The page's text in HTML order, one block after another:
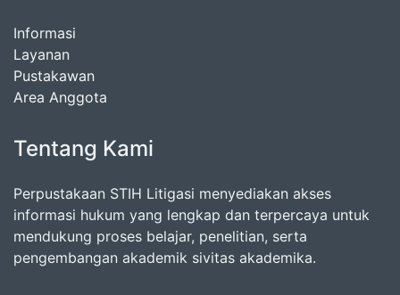
Informasi
Layanan
Pustakawan
Area Anggota
Tentang Kami
Perpustakaan STIH Litigasi menyediakan akses
informasi hukum yang lengkap dan terpercaya untuk
mendukung proses belajar, penelitian, serta
pengembangan akademik sivitas akademika.